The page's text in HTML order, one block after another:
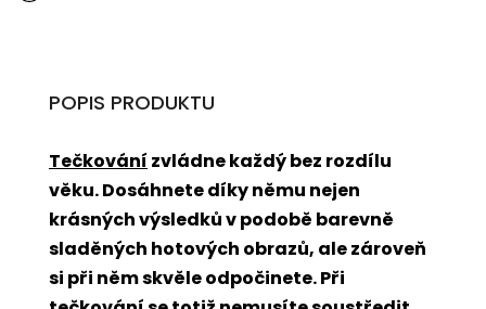
POPIS PRODUKTU
Tečkování zvládne každý bez rozdílu
věku. Dosáhnete díky němu nejen
krásných výsledků v podobě barevně
sladěných hotových obrazů, ale zároveň
si při něm skvěle odpočinete. Při